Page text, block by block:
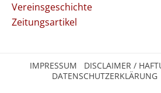
Vereinsgeschichte
Zeitungsartikel
IMPRESSUM
DISCLAIMER /
DATENSCHUTZERKLÄRUNG